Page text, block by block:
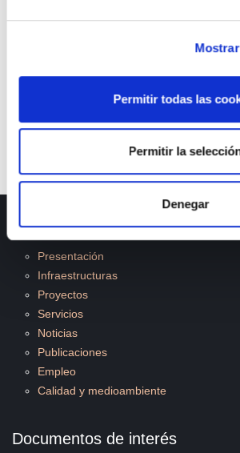
Permitir todas las
Permitir la
Denegar
Programa Retos Colaboración
Ciencia, Innovación y
expediente RTC-2017-6064-3.
ISFOC
Presentación
Infraestructuras
Proyectos
Servicios
Noticias
Publicaciones
Empleo
Calidad y medioambiente
Documentos de interés